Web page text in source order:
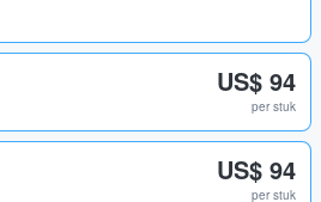
US$ 94
per stuk
US$ 94
per stuk